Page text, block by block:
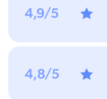
4,9/5
4,8/5